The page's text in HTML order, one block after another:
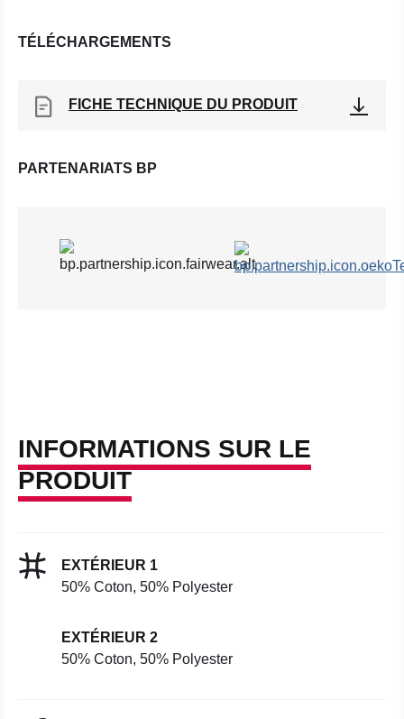
TÉLÉCHARGEMENTS
FICHE TECHNIQUE DU PRODUIT
PARTENARIATS BP
INFORMATIONS SUR LE
PRODUIT
EXTÉRIEUR 1
50% Coton, 50% Polyester
EXTÉRIEUR 2
50% Coton, 50% Polyester